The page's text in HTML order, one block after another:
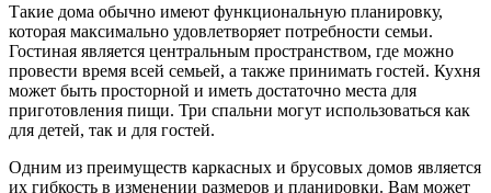
Такие дома обычно имеют функциональную планировку,
которая максимально удовлетворяет потребности семьи.
Гостиная является центральным пространством, где можно
провести время всей семьей, а также принимать гостей. Кухня
может быть просторной и иметь достаточно места для
приготовления пищи. Три спальни могут использоваться как
для детей, так и для гостей.
Одним из преимуществ каркасных и брусовых домов является
их гибкость в изменении размеров и планировки. Вам может